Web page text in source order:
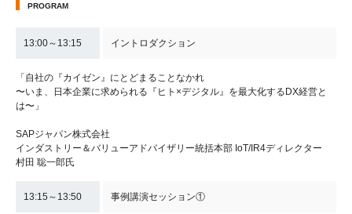
PROGRAM
13:00～13:15 イントロダクション
「自社の『カイゼン』にとどまることなかれ
〜いま、日本企業に求められる『ヒト×デジタル』を最大化するDX経営と
は〜」
SAPジャパン株式会社
インダストリー＆バリューアドバイザリー統括本部 IoT/IR4ディレクター
村田 聡一郎氏
13:15～13:50 事例講演セッション①